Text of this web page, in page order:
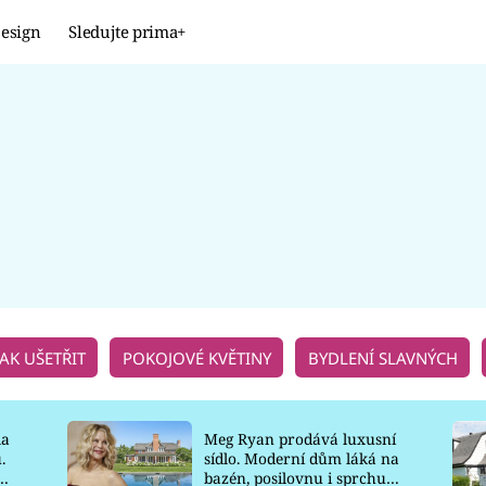
Sledujte prima+
UŠETŘIT POKOJOVÉ KVĚTINY BYDLENÍ SLAVNÝCH
Meg Ryan prodává luxusní
sídlo. Moderní dům láká na
bazén, posilovnu i sprchu